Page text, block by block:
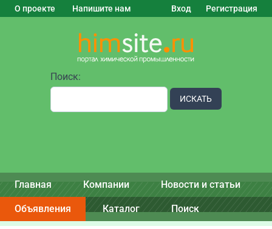
О проекте Напишите нам Вход Регистрация
Поиск:
ИСКАТЬ
Главная Компании Новости и статьи
Объявления Каталог Поиск